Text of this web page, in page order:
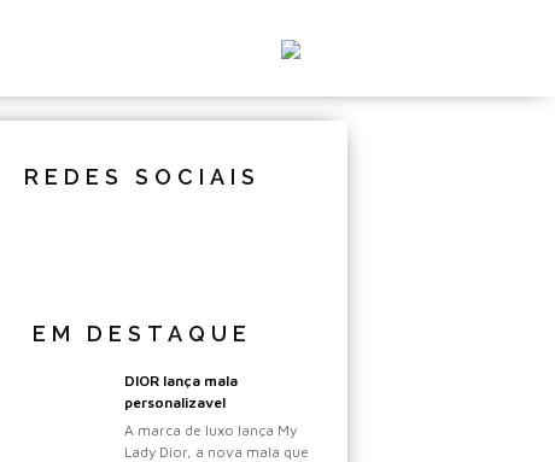
REDES SOCIAIS
EM DESTAQUE
DIOR lança mala
personalizavel
A marca de luxo lança My
Lady Dior, a nova mala que